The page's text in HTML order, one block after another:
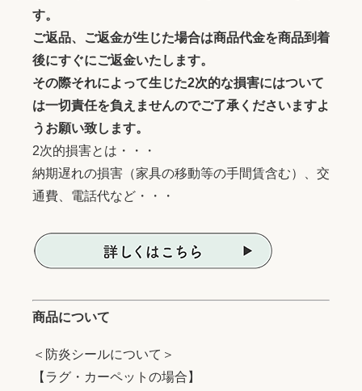
す。
ご返品、ご返金が生じた場合は商品代金を商品到着
後にすぐにご返金いたします。
その際それによって生じた2次的な損害にはついて
は一切責任を負えませんのでご了承くださいますよ
うお願い致します。
2次的損害とは・・・
納期遅れの損害（家具の移動等の手間賃含む）、交
通費、電話代など・・・
商品について
＜防炎シールについて＞
【ラグ・カーペットの場合】